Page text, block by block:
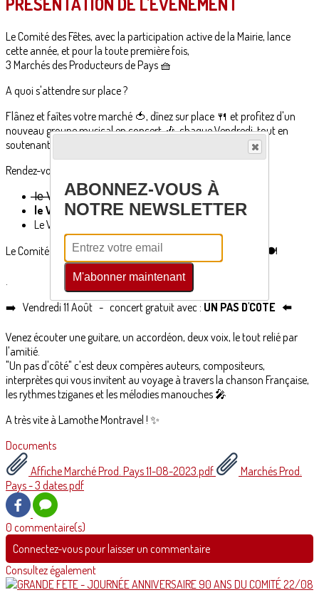
Le Comité des Fêtes, avec la participation active de la Mairie, lance
cette année, et pour la toute première fois,
3 Marchés des Producteurs de Pays 🧺
A quoi s'attendre sur place ?
Flânez et faîtes votre marché 🍅, dînez sur place 🍴 et profitez d'un
nouveau groupe musical en concert 🎶, chaque Vendredi, tout en
soutenant nos producteurs locaux !
Rendez-vous à partir de 19h00, Place de la Tour :
l̶e̶ ̶V̶e̶n̶d̶r̶e̶d̶i̶ ̶7̶ ̶J̶u̶i̶l̶l̶e̶t̶
le Vendredi 11 Août
Le Vendredi 25 Août
Le Comité engagé ♻️ : n'oubliez pas d'apporter vos couverts 🍽
.
➡️ Vendredi 11 Août - concert gratuit avec : UN PAS D'COTE ⬅️
Venez écouter une guitare, un accordéon, deux voix, le tout relié par
l'amitié.
"Un pas d'côté" c'est deux compères auteurs, compositeurs,
interprètes qui vous invitent au voyage à travers la chanson Française,
les rythmes tziganes et les mélodies manouches 🎤
A très vite à Lamothe Montravel ! ✨️
Documents
Affiche Marché Prod. Pays 11-08-2023.pdf
Marchés Prod.
Pays - 3 dates.pdf
0 commentaire(s)
Connectez-vous pour laisser un commentaire
Consultez également
ABONNEZ-VOUS À
NOTRE NEWSLETTER
M'abonner maintenant